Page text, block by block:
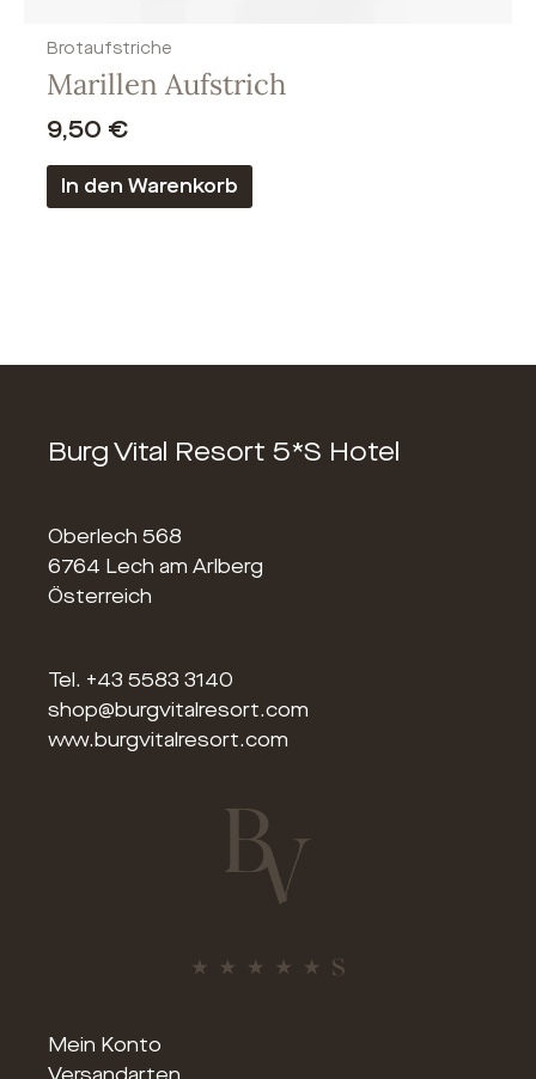
Brotaufstriche
Marillen Aufstrich
9,50 €
In den Warenkorb
Burg Vital Resort 5*S Hotel
Oberlech 568
6764 Lech am Arlberg
Österreich
Tel. +43 5583 3140
shop@burgvitalresort.com
www.burgvitalresort.com
Mein Konto